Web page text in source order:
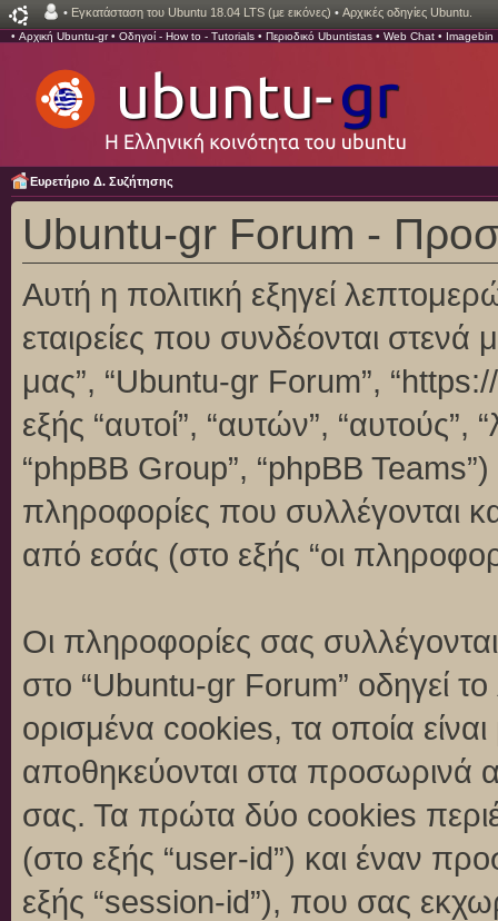
• Εγκατάσταση του Ubuntu 18.04 LTS (με εικόνες) • Αρχικές οδηγίες Ubuntu.
• Αρχική Ubuntu-gr• Οδηγοί - How to - Tutorials • Περιοδικό Ubuntistas • Web Chat • Imagebin
Ευρετήριο Δ. Συζήτησης
Ubuntu-gr Forum -
Αυτή η πολιτική εξηγεί
εταιρείες που συνδέονται στενά
μας”, “Ubuntu-gr Forum”,
εξής “αυτοί”, “αυτών”,
“phpBB Group”, “phpBB
πληροφορίες που συλλέγονται
από εσάς (στο εξής “οι
Οι πληροφορίες σας
στο “Ubuntu-gr Forum” οδηγεί
ορισμένα cookies, τα οποία
αποθηκεύονται στα προσωρινά
σας. Τα πρώτα δύο cookies
(στο εξής “user-id”) και έναν
εξής “session-id”), που σας